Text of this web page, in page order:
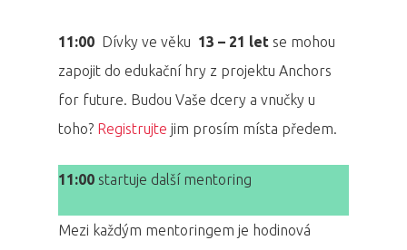
11:00 Dívky ve věku 13 – 21 let se mohou
zapojit do edukační hry z projektu Anchors
for future. Budou Vaše dcery a vnučky u
toho? Registrujte jim prosím místa předem.
11:00 startuje další mentoring
Mezi každým mentoringem je hodinová